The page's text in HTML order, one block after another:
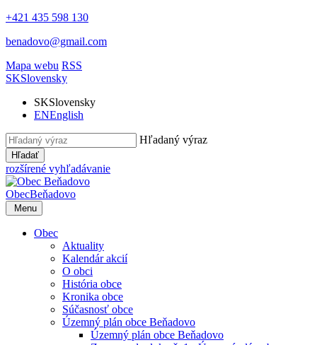
+421 435 598 130
benadovo@gmail.com
Mapa webu RSS
SKSlovensky
SKSlovensky
ENEnglish
Hľadaný výraz
Hľadať
rozšírené vyhľadávanie
ObecBeňadovo
Menu
Obec
Aktuality
Kalendár akcií
O obci
História obce
Kronika obce
Súčasnosť obce
Územný plán obce Beňadovo
Územný plán obce Beňadovo